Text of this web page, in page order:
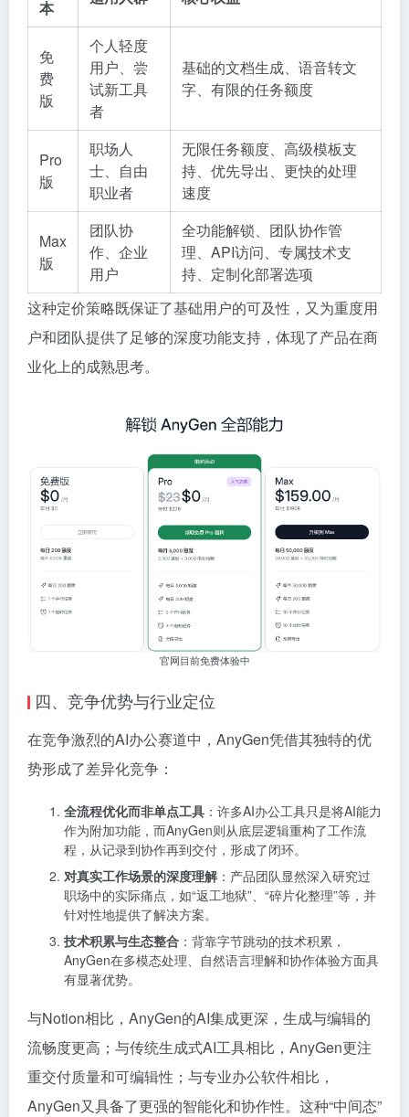
本
免
费
版
个人轻度
用户、尝
试新工具
者
基础的文档生成、语音转文
字、有限的任务额度
Pro
版
职场人
士、自由
职业者
无限任务额度、高级模板支
持、优先导出、更快的处理
速度
Max
版
团队协
作、企业
用户
全功能解锁、团队协作管
理、API访问、专属技术支
持、定制化部署选项
这种定价策略既保证了基础用户的可及性，又为重度用
户和团队提供了足够的深度功能支持，体现了产品在商
业化上的成熟思考。
官网目前免费体验中
四、竞争优势与行业定位
在竞争激烈的AI办公赛道中，AnyGen凭借其独特的优
势形成了差异化竞争：
全流程优化而非单点工具 ：许多AI办公工具只是将AI能力
作为附加功能，而AnyGen则从底层逻辑重构了工作流
程，从记录到协作再到交付，形成了闭环。
对真实工作场景的深度理解：产品团队显然深入研究过
职场中的实际痛点，如“返工地狱”、“碎片化整理”等，并
针对性地提供了解决方案。
技术积累与生态整合 ：背靠字节跳动的技术积累，
AnyGen在多模态处理、自然语言理解和协作体验方面具
有显著优势。
与Notion相比，AnyGen的AI集成更深，生成与编辑的
流畅度更高；与传统生成式AI工具相比，AnyGen更注
重交付质量和可编辑性；与专业办公软件相比，
AnyGen又具备了更强的智能化和协作性。这种“中间态”